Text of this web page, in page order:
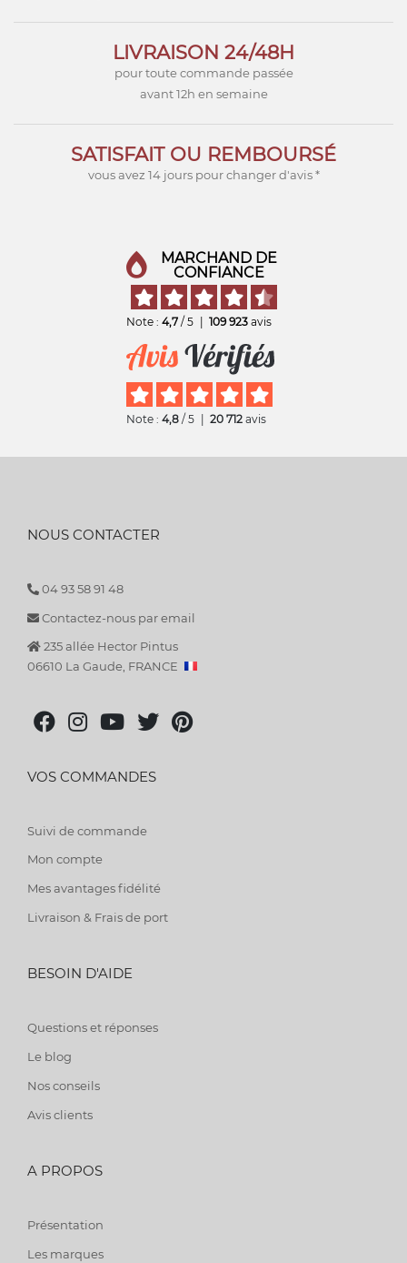
LIVRAISON 24/48H
pour toute commande passée
avant 12h en semaine
SATISFAIT OU REMBOURSÉ
vous avez 14 jours pour changer d'avis *
MARCHAND DE
CONFIANCE
Note : 4,7 / 5 | 109 923 avis
Note : 4,8 / 5 20 712 avis
NOUS CONTACTER
04 93 58 91 48
Contactez-nous par email
235 allée Hector Pintus
06610 La Gaude, FRANCE
VOS COMMANDES
Suivi de commande
Mon compte
Mes avantages fidélité
Livraison & Frais de port
BESOIN D'AIDE
Questions et réponses
Le blog
Nos conseils
Avis clients
A PROPOS
Présentation
Les marques